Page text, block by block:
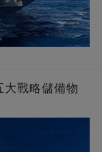
大戰略儲備物